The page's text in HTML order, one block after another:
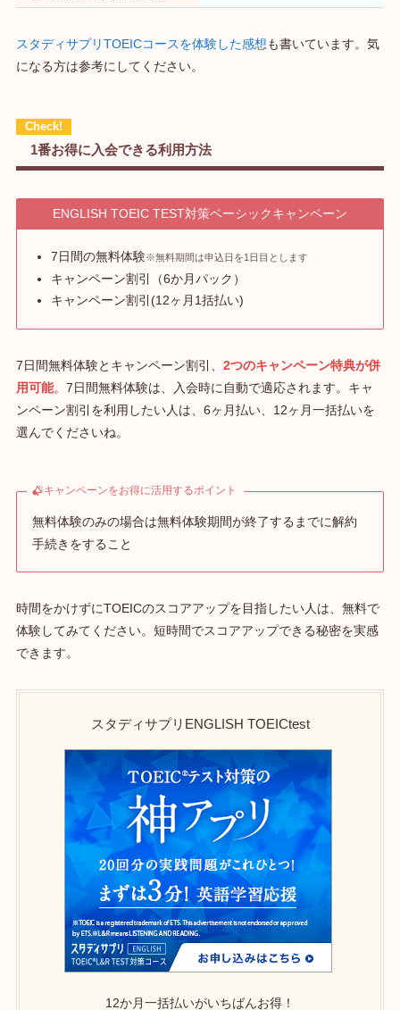
スタディサプリTOEICコースを体験した感想も書いています。気
になる方は参考にしてください。
1番お得に入会できる利用方法
ENGLISH TOEIC TEST対策ベーシックキャンペーン
7日間の無料体験※無料期間は申込日を1日目とします
キャンペーン割引（6か月パック）
キャンペーン割引(12ヶ月1括払い)
7日間無料体験とキャンペーン割引、 2つのキャンペーン特典が併
用可能。7日間無料体験は、入会時に自動で適応されます。キャ
ンペーン割引を利用したい人は、6ヶ月払い、12ヶ月一括払いを
選んでくださいね。
キャンペーンをお得に活用するポイント
無料体験のみの場合は無料体験期間が終了するまでに解約
手続きをすること
時間をかけずにTOEICのスコアアップを目指したい人は、無料で
体験してみてください。短時間でスコアアップできる秘密を実感
できます。
スタディサプリENGLISH TOEICtest
12か月一括払いがいちばんお得！